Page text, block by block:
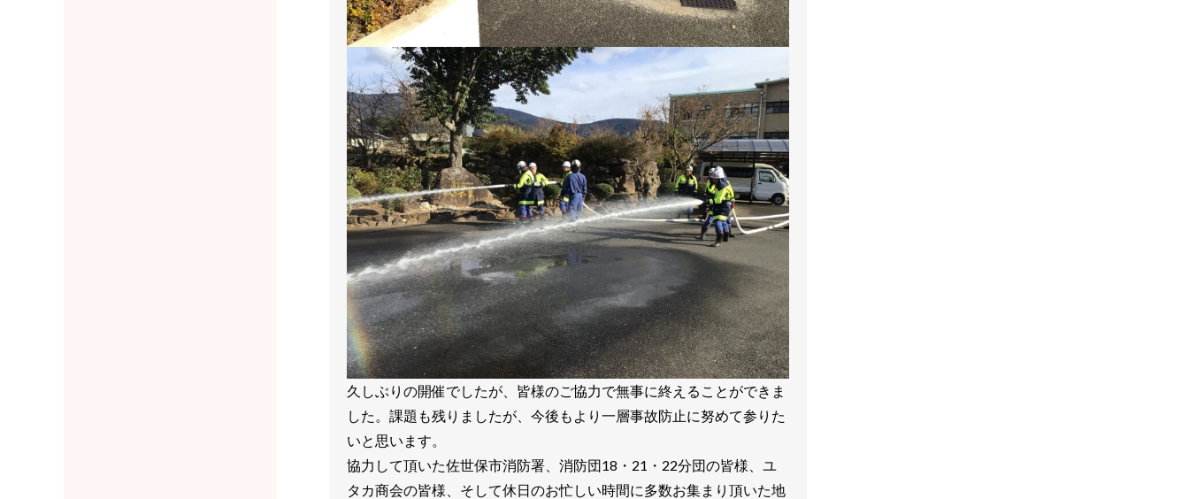
久しぶりの開催でしたが、皆様のご協力で無事に終えることができま
した。課題も残りましたが、今後もより一層事故防止に努めて参りた
いと思います。
協力して頂いた佐世保市消防署、消防団18・21・22分団の皆様、ユ
タカ商会の皆様、そして休日のお忙しい時間に多数お集まり頂いた地